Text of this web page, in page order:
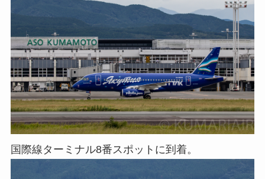
国際線ターミナル8番スポットに到着。